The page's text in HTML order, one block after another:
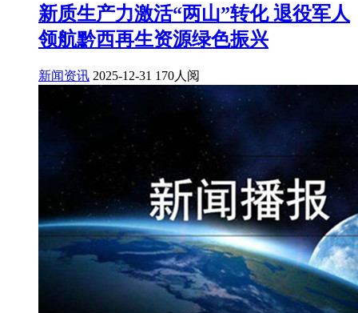
新质生产力激活“两山”转化 退役军人
领航黔西再生资源绿色振兴
新闻资讯 2025-12-31 170人阅